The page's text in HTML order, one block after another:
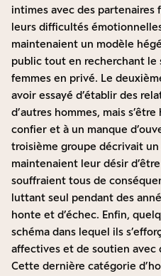
intimes avec des partenaires
leurs difficultés
maintenaient un modèle
public tout en recherchant
femmes en privé. Le
avoir essayé d’établir des
d’autres hommes, mais
confier et à un manque
troisième groupe décrivait
maintenaient leur désir
souffraient tous de
luttant seul pendant des
honte et d’échec. Enfin,
schéma dans lequel ils
affectives et de soutien avec
Cette dernière catégorie